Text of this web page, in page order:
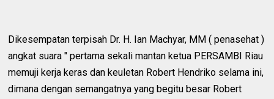
Dikesempatan terpisah Dr. H. Ian Machyar, MM ( penasehat )
angkat suara " pertama sekali mantan ketua PERSAMBI Riau
memuji kerja keras dan keuletan Robert Hendriko selama ini,
dimana dengan semangatnya yang begitu besar Robert